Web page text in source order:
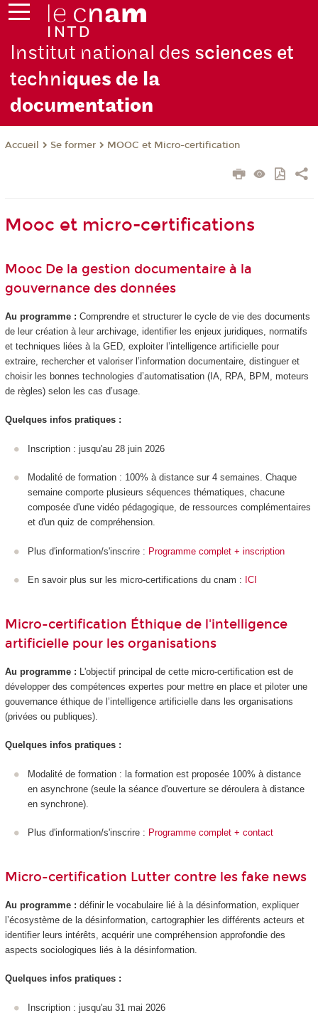
Institut national des sciences et
techniques de la
documentation
Accueil Se former MOOC et Micro-certification
Mooc et micro-certifications
Mooc De la gestion documentaire à la
gouvernance des données
Au programme : Comprendre et structurer le cycle de vie des documents
de leur création à leur archivage, identifier les enjeux juridiques, normatifs
et techniques liées à la GED, exploiter l’intelligence artificielle pour
extraire, rechercher et valoriser l’information documentaire, distinguer et
choisir les bonnes technologies d’automatisation (IA, RPA, BPM, moteurs
de règles) selon les cas d’usage.
Quelques infos pratiques :
Inscription : jusqu'au 28 juin 2026
Modalité de formation : 100% à distance sur 4 semaines. Chaque
semaine comporte plusieurs séquences thématiques, chacune
composée d'une vidéo pédagogique, de ressources complémentaires
et d'un quiz de compréhension.
Plus d'information/s'inscrire : Programme complet + inscription
En savoir plus sur les micro-certifications du cnam : ICI
Micro-certification Éthique de l'intelligence
artificielle pour les organisations
Au programme : L'objectif principal de cette micro-certification est de
développer des compétences expertes pour mettre en place et piloter une
gouvernance éthique de l’intelligence artificielle dans les organisations
(privées ou publiques).
Quelques infos pratiques :
Modalité de formation : la formation est proposée 100% à distance
en asynchrone (seule la séance d'ouverture se déroulera à distance
en synchrone).
Plus d'information/s'inscrire : Programme complet + contact
Micro-certification Lutter contre les fake news
Au programme : définir le vocabulaire lié à la désinformation, expliquer
l’écosystème de la désinformation, cartographier les différents acteurs et
identifier leurs intérêts, acquérir une compréhension approfondie des
aspects sociologiques liés à la désinformation.
Quelques infos pratiques :
Inscription : jusqu'au 31 mai 2026